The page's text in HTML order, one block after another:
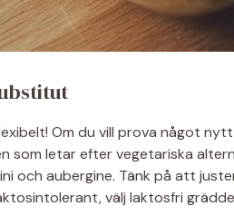
Om du vill prova något
som letar efter vegetariska
och aubergine. Tänk på att
välj laktosfri